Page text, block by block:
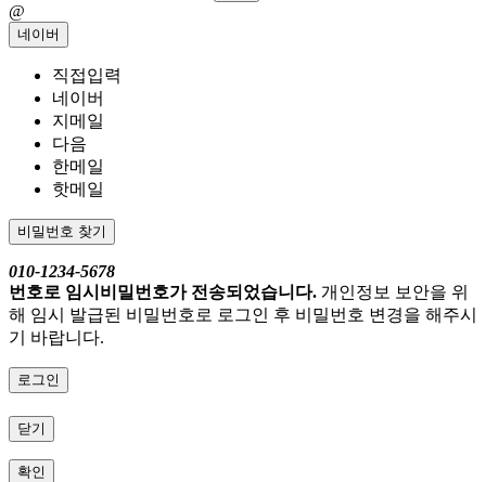
@
네이버
직접입력
네이버
지메일
다음
한메일
핫메일
비밀번호 찾기
010-1234-5678
번호로 임시비밀번호가 전송되었습니다. 개인정보 보안을 위
해 임시 발급된 비밀번호로 로그인 후 비밀번호 변경을 해주시
기 바랍니다.
로그인
닫기
확인